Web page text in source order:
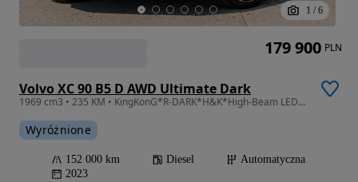
1 / 6
Volvo XC 90 B5 D AWD Ultimate Dark
1969 cm3 • 235 KM • KingKonG*R-DARK*H&K*High-Beam LED*RADAR ACC*Lane Ass+Kamera 360*EL.HaK
Wyróżnione
152 000 km Diesel
Automatyczna
2023
179 900 PLN